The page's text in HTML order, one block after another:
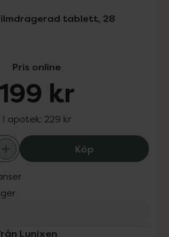
tablett, 28
Pris online
199 kr
I apotek: 229 kr
KöpLunixen, 199 kr.
Lunixen